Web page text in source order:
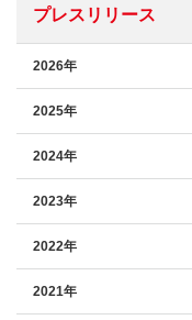
プレスリリース
2026年
2025年
2024年
2023年
2022年
2021年